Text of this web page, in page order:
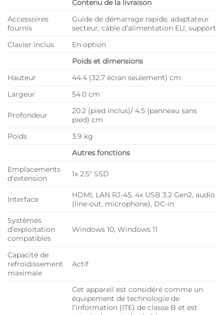
Contenu de la livraison
Accessoires
fournis
Guide de démarrage rapide, adaptateur
secteur, câble d’alimentation EU, support
Clavier inclus
En option
Poids et dimensions
Hauteur
44.4 (32.7 écran seulement) cm
Largeur
54.0 cm
Profondeur
20.2 (pied inclus)/ 4.5 (panneau sans
pied) cm
Poids
3.9 kg
Autres fonctions
Emplacements
d’extension
1x 2.5″ SSD
Interface
HDMI, LAN RJ-45, 4x USB 3.2 Gen2, audio
(line-out, microphone), DC-in
Systèmes
d’exploitation
compatibles
Windows 10, Windows 11
Capacité de
refroidissement
maximale
Actif
Cet appareil est considéré comme un
équipement de technologie de
l’information (ITE) de classe B et est